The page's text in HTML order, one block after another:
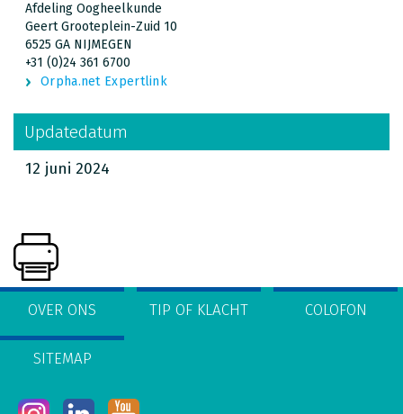
Afdeling Oogheelkunde
Geert Grooteplein-Zuid 10
6525 GA NIJMEGEN
+31 (0)24 361 6700
Orpha.net Expertlink
Updatedatum
12 juni 2024
OVER ONS TIP OF KLACHT COLOFON
SITEMAP